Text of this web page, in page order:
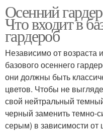
Осенний
Что входит в
гардероб
Независимо от возраста
базового осеннего
они должны быть
цветов. Чтобы не
свой нейтральный
черный заменить темно-
серым) в зависимости от